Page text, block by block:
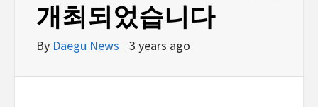
개최되었습니다
By Daegu News 3 years ago